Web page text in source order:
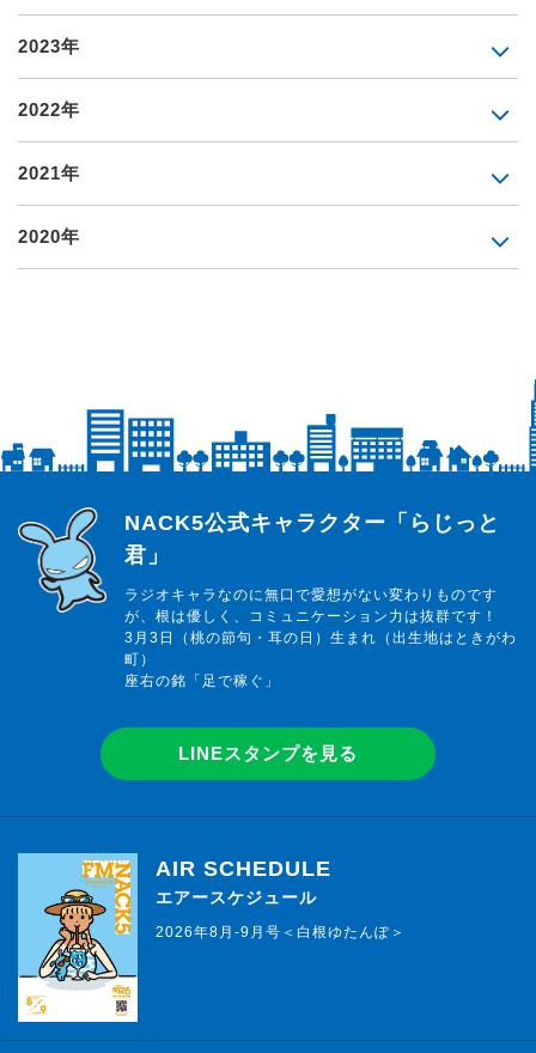
2023年
2022年
2021年
2020年
らじっと君
NACK5公式キャラクター「らじっと
君」
ラジオキャラなのに無口で愛想がない変わりものです
が、根は優しく、コミュニケーション力は抜群です！
3月3日（桃の節句・耳の日）生まれ（出生地はときがわ
町）
座右の銘「足で稼ぐ」
LINEスタンプを見る
AIR SCHEDULE
エアースケジュール
2026年8月-9月号＜白根ゆたんぽ＞